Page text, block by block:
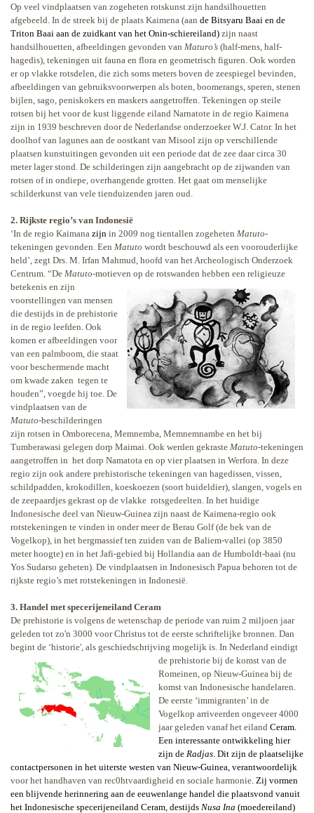
Op veel vindplaatsen van zogeheten rotskunst zijn handsilhouetten
afgebeeld. In de streek bij de plaats Kaimena (aan de Bitsyaru Baai en de
Triton Baai aan de zuidkant van het Onin-schiereiland) zijn naast
handsilhouetten, afbeeldingen gevonden van Maturo’s (half-mens, half-
hagedis), tekeningen uit fauna en flora en geometrisch figuren. Ook worden
er op vlakke rotsdelen, die zich soms meters boven de zeespiegel bevinden,
afbeeldingen van gebruiksvoorwerpen als boten, boomerangs, speren, stenen
bijlen, sago, peniskokers en maskers aangetroffen. Tekeningen op steile
rotsen bij het voor de kust liggende eiland Narnatote in de regio Kaimena
zijn in 1939 beschreven door de Nederlandse onderzoeker W.J. Cator. In het
doolhof van lagunes aan de oostkant van Misool zijn op verschillende
plaatsen kunstuitingen gevonden uit een periode dat de zee daar circa 30
meter lager stond. De schilderingen zijn aangebracht op de zijwanden van
rotsen of in ondiepe, overhangende grotten. Het gaat om menselijke
schilderkunst van vele tienduizenden jaren oud.
2. Rijkste regio’s van Indonesië
‘In de regio Kaimana zijn in 2009 nog tientallen zogeheten Matuto-
tekeningen gevonden. Een Matuto wordt beschouwd als een voorouderlijke
held’, zegt Drs. M. Irfan Mahmud, hoofd van het Archeologisch Onderzoek
Centrum. “De Matuto-motieven op de rotswanden hebben een religieuze
betekenis en zijn
voorstellingen van mensen
die destijds in de prehistorie
in de regio leefden. Ook
komen er afbeeldingen voor
van een palmboom, die staat
voor beschermende macht
om kwade zaken tegen te
houden”, voegde hij toe. De
vindplaatsen van de
Matuto-beschilderingen
zijn rotsen in Omborecena, Memnemba, Memnemnambe en het bij
Tumberawasi gelegen dorp Maimai. Ook werden gekraste Matuto-tekeningen
aangetroffen in het dorp Namatota en op vier plaatsen in Werfora. In deze
regio zijn ook andere prehistorische tekeningen van hagedissen, vissen,
schildpadden, krokodillen, koeskoezen (soort buideldier), slangen, vogels en
de zeepaardjes gekrast op de vlakke rotsgedeelten. In het huidige
Indonesische deel van Nieuw-Guinea zijn naast de Kaimena-regio ook
rotstekeningen te vinden in onder meer de Berau Golf (de bek van de
Vogelkop), in het bergmassief ten zuiden van de Baliem-vallei (op 3850
meter hoogte) en in het Jafi-gebied bij Hollandia aan de Humboldt-baai (nu
Yos Sudarso geheten). De vindplaatsen in Indonesisch Papua behoren tot de
rijkste regio’s met rotstekeningen in Indonesië.
3. Handel met specerijeneiland Ceram
De prehistorie is volgens de wetenschap de periode van ruim 2 miljoen jaar
geleden tot zo'n 3000 voor Christus tot de eerste schriftelijke bronnen. Dan
begint de ‘historie', als geschiedschrijving mogelijk is. In Nederland eindigt
de prehistorie bij de komst van de
Romeinen, op Nieuw-Guinea bij de
komst van Indonesische handelaren.
De eerste ‘immigranten’ in de
Vogelkop arriveerden ongeveer 4000
jaar geleden vanaf het eiland Ceram.
Een interessante ontwikkeling hier
zijn de Radjas . Dit zijn de plaatselijke
contactpersonen in het uiterste westen van Nieuw-Guinea, verantwoordelijk
voor het handhaven van rec0htvaardigheid en sociale harmonie . Zij vormen
een blijvende herinnering aan de eeuwenlange handel die plaatsvond vanuit
het Indonesische specerijeneiland Ceram, destijds Nusa Ina (moedereiland)